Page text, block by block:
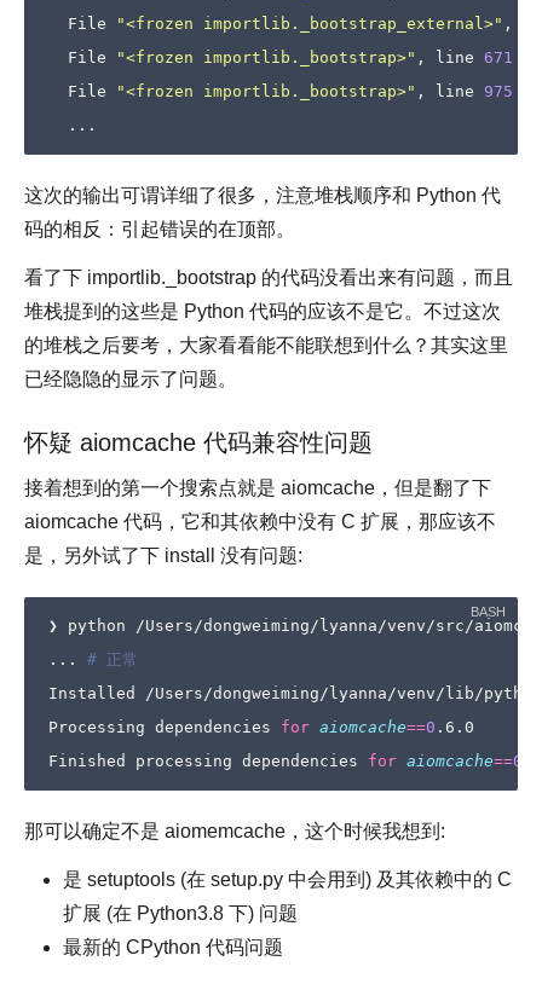
  File
"<frozen importlib._bootstrap_external>" ,
  File
"<frozen importlib._bootstrap>" , line 671
  File
"<frozen importlib._bootstrap>" , line 975
这次的输出可谓详细了很多，注意堆栈顺序和 Python 代
码的相反：引起错误的在顶部。
看了下 importlib._bootstrap 的代码没看出来有问题，而且
堆栈提到的这些是 Python 代码的应该不是它。不过这次
的堆栈之后要考，大家看看能不能联想到什么？其实这里
已经隐隐的显示了问题。
怀疑 aiomcache 代码兼容性问题
接着想到的第一个搜索点就是 aiomcache，但是翻了下
aiomcache 代码，它和其依赖中没有 C 扩展，那应该不
是，另外试了下 install 没有问题:
❯ python /Users/dongweiming/lyanna/venv/src/
... # 正常
Installed /Users/dongweiming/lyanna/venv/lib/
Processing dependencies for aiomcache==0 .6.0
Finished processing dependencies for aiomcache==0
那可以确定不是 aiomemcache，这个时候我想到:
是 setuptools (在 setup.py 中会用到) 及其依赖中的 C
扩展 (在 Python3.8 下) 问题
最新的 CPython 代码问题